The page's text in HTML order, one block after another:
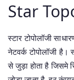
Star
स्टार टोपोलॉजी
नेटवर्क टोपोलॉजी
से जुड़ा होता है जिसमे